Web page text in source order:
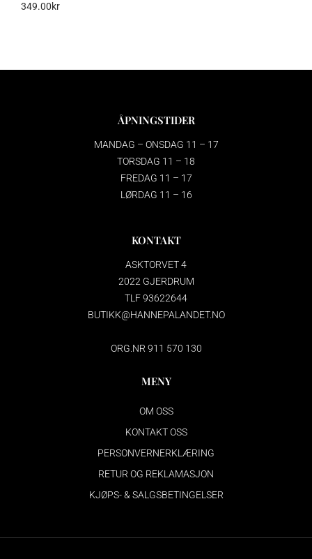
349.00kr
ÅPNINGSTIDER
MANDAG – ONSDAG 11 – 17
TORSDAG 11 – 18
FREDAG 11 – 17
LØRDAG 11 – 16
KONTAKT
ASKTORVET 4
2022 GJERDRUM
TLF 93622644
BUTIKK@HANNEPALANDET.NO
ORG.NR 911 570 130
MENY
OM OSS
KONTAKT OSS
PERSONVERNERKLÆRING
RETUR OG REKLAMASJON
KJØPS- & SALGSBETINGELSER